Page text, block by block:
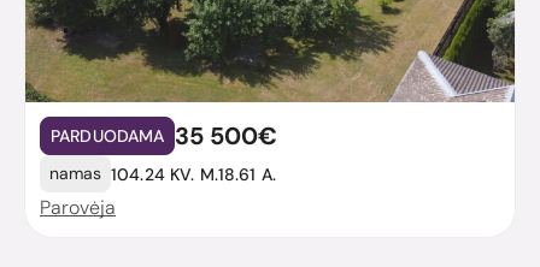
PARDUODAMA 35 500€
namas 104.24 KV. M.18.61 A.
Parovėja